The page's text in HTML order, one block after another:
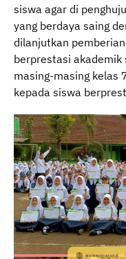
siswa agar di
yang berdaya saing
dilanjutkan
berprestasi akademik
masing-masing kelas
kepada siswa